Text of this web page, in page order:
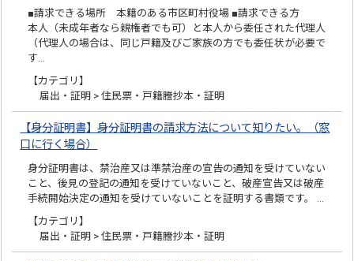
■請求できる場所 本籍のある市区町村役場 ■請求できる方
本人（未成年者なら親権者でも可）と本人から委任された代理人
（代理人の場合は、同じ戸籍及びご家族の方でも委任状が必要で
す…
【カテゴリ】
届出・証明 > 住民票・戸籍謄抄本・証明
【身分証明書】身分証明書の請求方法について知りたい。（窓
口に行く場合）
身分証明書は、禁治産又は準禁治産の宣告の通知を受けていない
こと、後見の登記の通知を受けていないこと、破産宣告又は破産
手続開始決定の通知を受けていないことを証明する書類です。 …
【カテゴリ】
届出・証明 > 住民票・戸籍謄抄本・証明